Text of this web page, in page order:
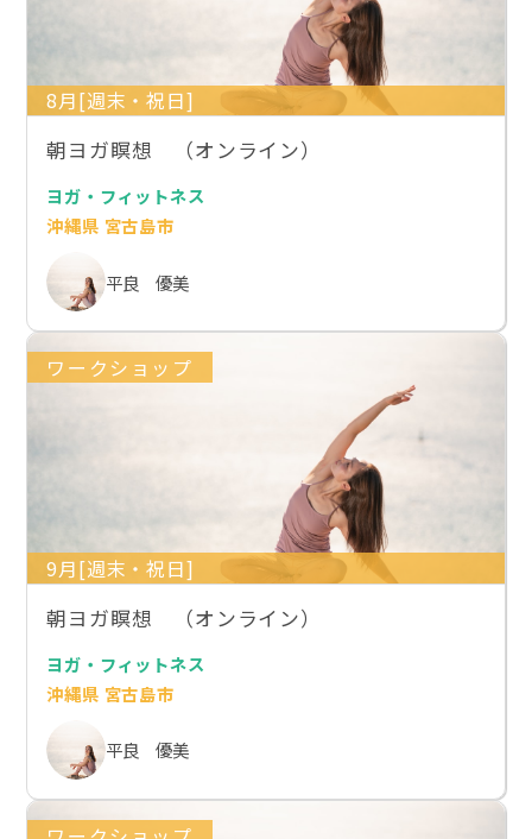
8月[週末・祝日]
朝ヨガ瞑想 （オンライン）
ヨガ・フィットネス
沖縄県 宮古島市
平良 優美
ワークショップ
9月[週末・祝日]
朝ヨガ瞑想 （オンライン）
ヨガ・フィットネス
沖縄県 宮古島市
平良 優美